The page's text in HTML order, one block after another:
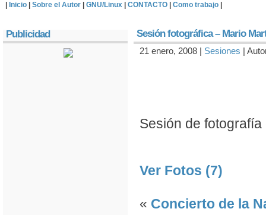
Inicio Sobre el Autor GNU/Linux CONTACTO Como trabajo
Sesión fotográfica – Mario
21 enero, 2008 | Sesiones |
Sesión de
Ver Fotos (7)
« Concierto de la
Publicidad